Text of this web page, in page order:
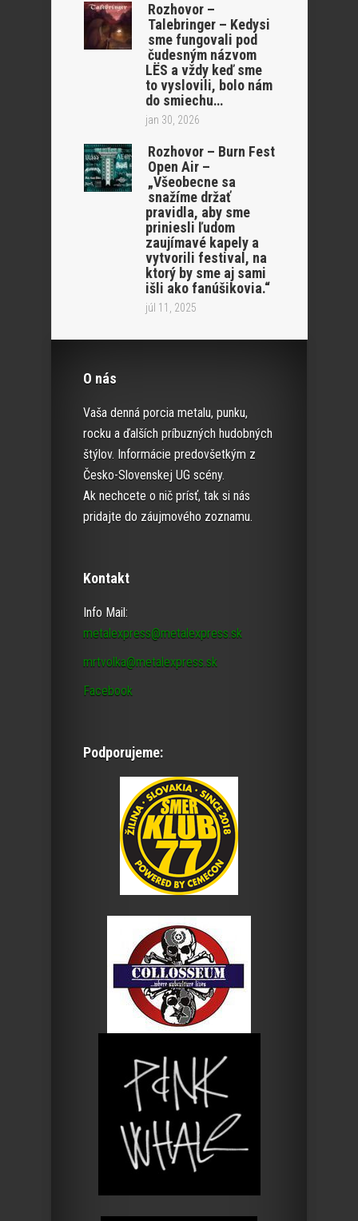
Rozhovor –
Talebringer – Kedysi
sme fungovali pod
čudesným názvom
LËS a vždy keď sme
to vyslovili, bolo nám
do smiechu…
jan 30, 2026
Rozhovor – Burn Fest
Open Air –
„Všeobecne sa
snažíme držať
pravidla, aby sme
priniesli ľudom
zaujímavé kapely a
vytvorili festival, na
ktorý by sme aj sami
išli ako fanúšikovia.“
júl 11, 2025
O nás
Vaša denná porcia metalu, punku,
rocku a ďalších príbuzných hudobných
štýlov. Informácie predovšetkým z
Česko-Slovenskej UG scény.
Ak nechcete o nič prísť, tak si nás
pridajte do záujmového zoznamu.
Kontakt
Info Mail:
metalexpress@metalexpress.sk
mrtvolka@metalexpress.sk
Facebook
Podporujeme: